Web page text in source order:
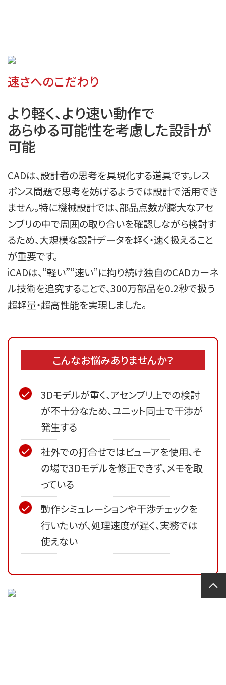
速さへのこだわり
より軽く、より速い動作で
あらゆる可能性を考慮した設計が
可能
CADは、設計者の思考を具現化する道具です。レス
ポンス問題で思考を妨げるようでは設計で活用でき
ません。特に機械設計では、部品点数が膨大なアセ
ンブリの中で周囲の取り合いを確認しながら検討す
るため、大規模な設計データを軽く・速く扱えること
が重要です。
iCADは、“軽い”“速い”に拘り続け独自のCADカーネ
ル技術を追究することで、300万部品を0.2秒で扱う
超軽量・超高性能を実現しました。
こんなお悩みありませんか？
3Dモデルが重く、アセンブリ上での検討
が不十分なため、ユニット同士で干渉が
発生する
社外での打合せではビューアを使用、そ
の場で3Dモデルを修正できず、メモを取
っている
動作シミュレーションや干渉チェックを
行いたいが、処理速度が遅く、実務では
使えない